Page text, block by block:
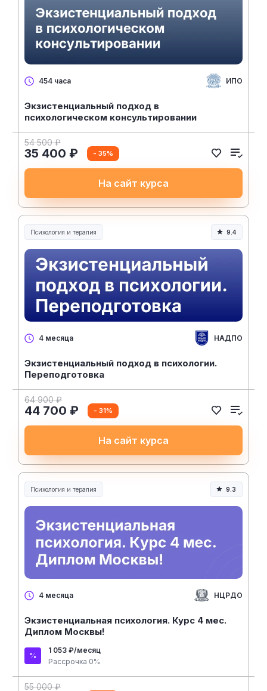
454 часа ИПО
Экзистенциальный подход в
психологическом консультировании
54 500 ₽
35 400 ₽ - 35%
На сайт курса
Психология и терапия 9.4
4 месяца НАДПО
Экзистенциальный подход в психологии.
Переподготовка
64 900 ₽
44 700 ₽ - 31%
На сайт курса
Психология и терапия 9.3
4 месяца НЦРДО
Экзистенциальная психология. Курс 4 мес.
Диплом Москвы!
1 053 ₽/месяц
Рассрочка 0%
55 000 ₽